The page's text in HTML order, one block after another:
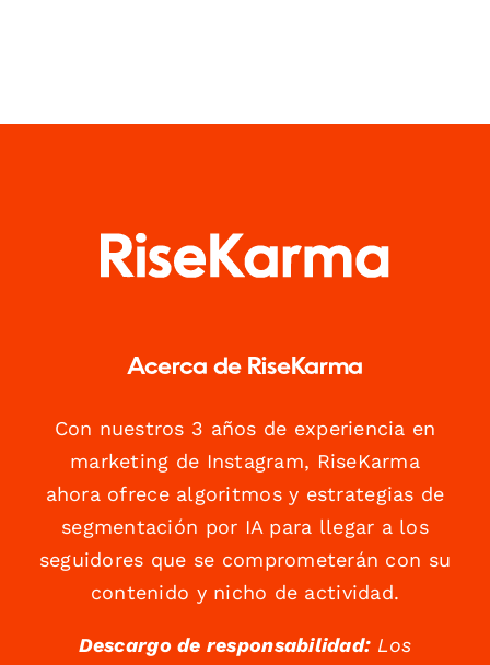
Acerca de RiseKarma
Con nuestros 3 años de experiencia en
marketing de Instagram, RiseKarma
ahora ofrece algoritmos y estrategias de
segmentación por IA para llegar a los
seguidores que se comprometerán con su
contenido y nicho de actividad.
Descargo de responsabilidad:Los